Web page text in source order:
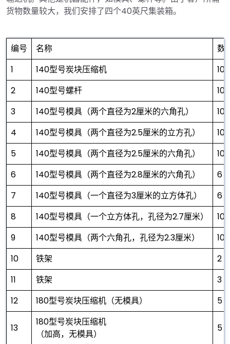
货物数量较大，我们安排了四个40英尺集装箱。
编号 名称
数
1
140型号炭块压缩机
10
2
140型号螺杆
10
3
140型号模具（两个直径为2厘米的六角孔）
10
4
140型号模具（两个直径为2.5厘米的立方孔）
10
5
140型号模具（两个直径为2.5厘米的六角孔）
10
6
140型号模具（两个直径为2.8厘米的六角孔）
6
7
140型号模具（一个直径为3厘米的立方体孔）
6
8
140型号模具（一个立方体孔，孔径为2.7厘米）
10
9
140型号模具（两个六角孔，孔径为2.3厘米）
10
10
铁架
2
11
铁架
3
12
180型号炭块压缩机（无模具） 5
13
180型号炭块压缩机
（加高，无模具）
5